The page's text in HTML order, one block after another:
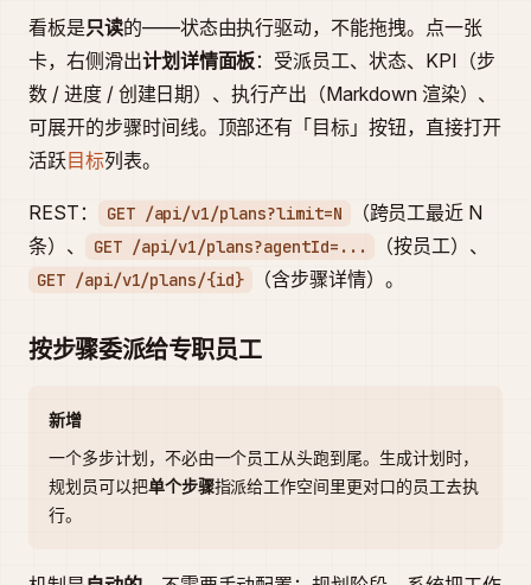
看板是只读的——状态由执行驱动，不能拖拽。点一张
卡，右侧滑出计划详情面板：受派员工、状态、KPI（步
数 / 进度 / 创建日期）、执行产出（Markdown 渲染）、
可展开的步骤时间线。顶部还有「目标」按钮，直接打开
活跃目标列表。
REST： GET /api/v1/plans?limit=N
（跨员工最近 N
条）、
GET /api/v1/plans?agentId=... （按员工）、
GET /api/v1/plans/{id} （含步骤详情）。
按步骤委派给专职员工
新增
一个多步计划，不必由一个员工从头跑到尾。生成计划时，
规划员可以把单个步骤指派给工作空间里更对口的员工去执
行。